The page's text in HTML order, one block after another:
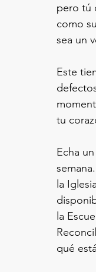
pero tú
como
sea un
Este
tu
Echa
la
la
qué